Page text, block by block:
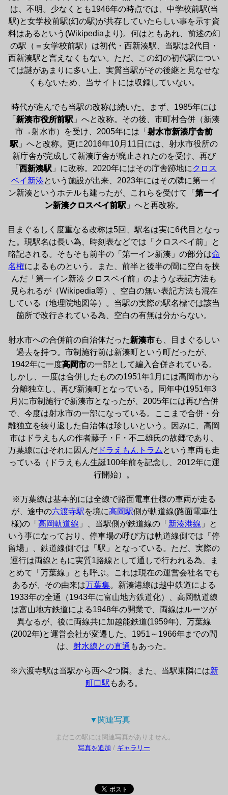
は、不明。少なくとも1946年の時点では、中学校前駅(当
駅)と女学校前駅(幻の駅)が共存していたらしい事を示す資
料はあるという(Wikipediaより)。何はともあれ、前述の幻
の駅（＝女学校前駅）は初代・西新湊駅、当駅は2代目・
西新湊駅と言えなくもない。ただ、この幻の初代駅につい
ては謎があまりに多い上、実質当駅がその後継と見なせな
くもないため、当サイトには収録していない。
時代が進んでも当駅の改称は続いた。まず、1985年には
「 新湊市役所前駅 」へと改称。その後、市町村合併（新湊
市→射水市）を受け、2005年には「 射水市新湊庁舎前
駅 」へと改称。更に2016年10月11日には、射水市役所の
新庁舎が完成して新湊庁舎が廃止されたのを受け、再び
「西新湊駅 」に改称。2020年にはその庁舎跡地に クロス
ベイ新湊という施設が出来、2023年にはその隣に第一イ
ン新湊というホテルも建ったが、これらを受けて「第一イ
ン新湊クロスベイ前駅 」へと再改称。
目まぐるしく度重なる改称は5回、駅名は実に6代目となっ
た。現駅名は長い為、時刻表などでは「クロスベイ前」と
略記される。そもそも前半の「第一イン新湊」の部分は命
名権によるものという。また、前半と後半の間に空白を挟
んだ「第一イン新湊 クロスベイ前」のような表記方法も
見られるが（Wikipedia等）、空白の無い表記方法も混在
している（地理院地図等）。当駅の実際の駅名標では該当
箇所で改行されている為、空白の有無は分からない。
射水市への合併前の自治体だった新湊市も、目まぐるしい
過去を持つ。市制施行前は新湊町という町だったが、
1942年に一度高岡市の一部として編入合併されている。
しかし、一度は合併したものの1951年1月には高岡市から
分離独立し、再び新湊町となっている。同年中(1951年3
月)に市制施行で新湊市となったが、2005年には再び合併
で、今度は射水市の一部になっている。ここまで合併・分
離独立を繰り返した自治体は珍しいという。因みに、高岡
市はドラえもんの作者藤子・F・不二雄氏の故郷であり、
万葉線にはそれに因んだ ドラえもんトラム という車両も走
っている（ドラえもん生誕100年前を記念し、2012年に運
行開始）。
※万葉線は基本的には全線で路面電車仕様の車両が走る
が、途中の六渡寺駅を境に高岡駅側が軌道線(路面電車仕
様)の「 高岡軌道線 」、当駅側が鉄道線の「 新湊港線 」と
いう事になっており、停車場の呼び方は軌道線側では「停
留場」、鉄道線側では「駅」となっている。ただ、実際の
運行は両線ともに実質1路線として通しで行われる為、ま
とめて「万葉線」とも呼ぶ。これは現在の運営会社名でも
あるが、その由来は万葉集。新湊港線は越中鉄道による
1933年の全通（1943年に富山地方鉄道化）、高岡軌道線
は富山地方鉄道による1948年の開業で、両線はルーツが
異なるが、後に両線共に加越能鉄道(1959年)、万葉線
(2002年)と運営会社が変遷した。1951～1966年までの間
は、 射水線との直通 もあった。
※六渡寺駅は当駅から西へ2つ隣。また、当駅東隣には新
町口駅 もある。
▼関連写真
まだこの駅には関連写真がありません。
写真を追加 / ギャラリー